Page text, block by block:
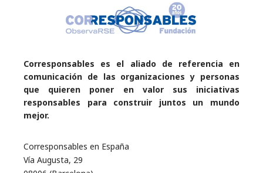
Corresponsables es el aliado de referencia en
comunicación de las organizaciones y personas
que quieren poner en valor sus iniciativas
responsables para construir juntos un mundo
mejor.
Corresponsables en España
Vía Augusta, 29